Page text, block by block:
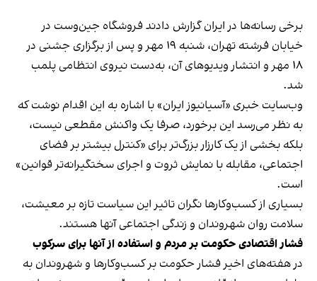
برخی رسانه‌ها در ایران گزارش دادند فروشگاه جین‌وست در
خیابان فرشته تهران، شنبه ۱۹ مهر و پس از برگزاری جشنی در
۱۸ مهر و انتشار ویدیوهای آن، به‌دست نیروی انتظامی پلمب
شد.
وب‌سایت خبری «آسیانیوز ایران» با اشاره به این اقدام نوشت که
به نظر می‌رسد این برخورد، صرفا یک واکنش مقطعی نیست،
بلکه بخشی از یک کارزار بزرگ‌تر برای «کنترل بیشتر بر فضای
اجتماعی، مقابله با نمایش ثروت و اجرای سختگیرانه‌تر قوانین»
است.
بسیاری از کسب‌وکارها نگران تاثیر این سیاست‌ تازه بر معیشت،
سلامت روان شهروندان و زندگی اجتماعی آنها هستند.
فشار اقتصادی حکومت بر مردم و استفاده از آنها برای سرکوب
در هفته‌های اخیر فشار حکومت بر کسب‌وکارها و شهروندان به